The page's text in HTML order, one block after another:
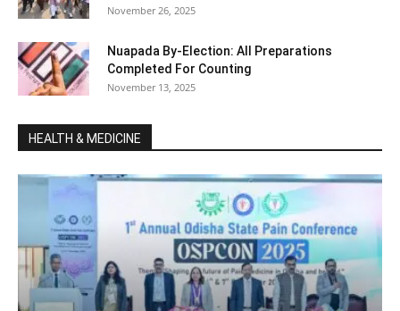
November 26, 2025
Nuapada By-Election: All Preparations
Completed For Counting
November 13, 2025
HEALTH & MEDICINE